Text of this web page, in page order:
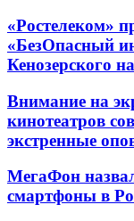
«Ростелеком»
«БезОпасный
Кенозерского
Внимание на
кинотеатров
экстренные
МегаФон
смартфоны в